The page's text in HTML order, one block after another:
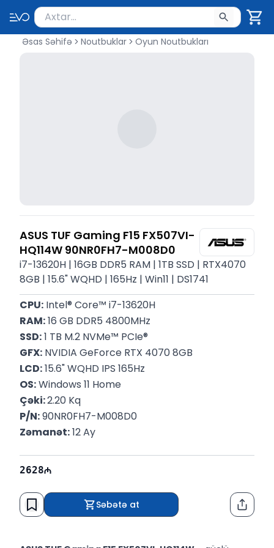
Məhsul axtar
Axtarış üçün ən azı 2 simvol yazın. Göndərmək
Əsas Səhifə Noutbuklar Oyun Noutbukları
ASUS TUF Gaming F15 FX507VI-
HQ114W 90NR0FH7-M008D0
i7-13620H | 16GB DDR5 RAM | 1TB SSD | RTX4070
8GB | 15.6" WQHD | 165Hz | Win11 | DS1741
CPU: Intel® Core™ i7-13620H
RAM: 16 GB DDR5 4800MHz
SSD: 1 TB M.2 NVMe™ PCIe®
GFX: NVIDIA GeForce RTX 4070 8GB
LCD: 15.6" WQHD IPS 165Hz
OS: Windows 11 Home
Çəki: 2.20 Kq
P/N: 90NR0FH7-M008D0
Zəmanət: 12 Ay
2628
Səbətə at